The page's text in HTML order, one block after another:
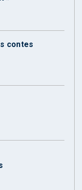
contes